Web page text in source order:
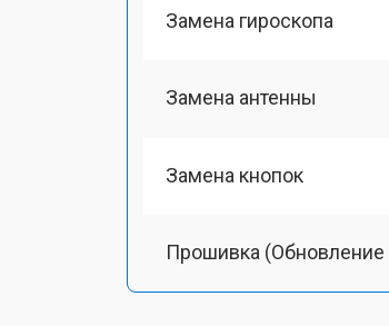
Замена гироскопа
Замена антенны
Замена кнопок
Прошивка